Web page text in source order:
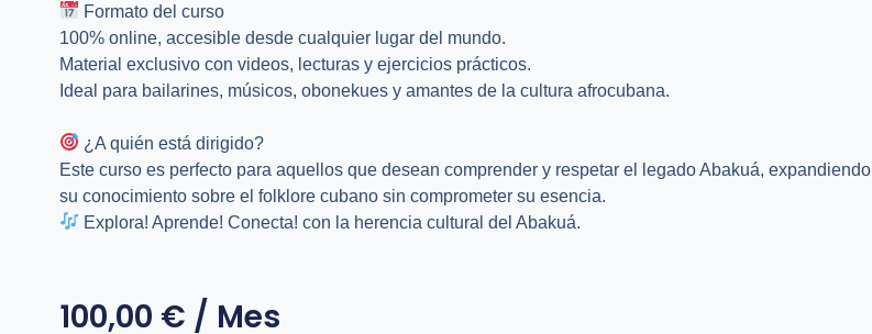
Formato del curso
100% online, accesible desde cualquier lugar del mundo.
Material exclusivo con videos, lecturas y ejercicios prácticos.
Ideal para bailarines, músicos, obonekues y amantes de la cultura afrocubana.
¿A quién está dirigido?
Este curso es perfecto para aquellos que desean comprender y respetar el legado Abakuá, expandiendo
su conocimiento sobre el folklore cubano sin comprometer su esencia.
Explora! Aprende! Conecta! con la herencia cultural del Abakuá.
100,00 € / Mes